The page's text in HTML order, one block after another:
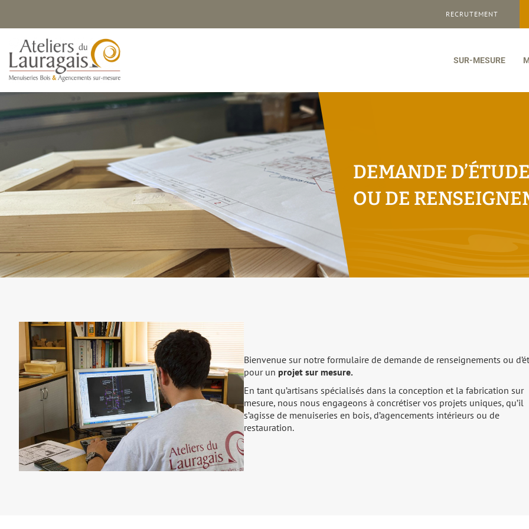
RECRUTEMENT
SUR-MESURE
DEMANDE
OU DE
Bienvenue sur notre formulaire de demande de renseignements ou
pour un projet sur mesure.
En tant qu’artisans spécialisés dans la conception et la fabrication sur
mesure, nous nous engageons à concrétiser vos projets uniques, qu’il
s’agisse de menuiseries en bois, d’agencements intérieurs ou de
restauration.